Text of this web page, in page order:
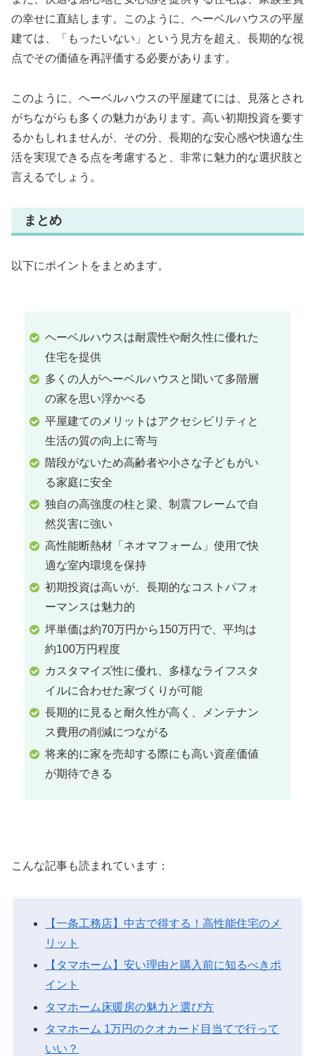
の幸せに直結します。このように、ヘーベルハウスの平屋
建ては、「もったいない」という見方を超え、長期的な視
点でその価値を再評価する必要があります。
このように、ヘーベルハウスの平屋建てには、見落とされ
がちながらも多くの魅力があります。高い初期投資を要す
るかもしれませんが、その分、長期的な安心感や快適な生
活を実現できる点を考慮すると、非常に魅力的な選択肢と
言えるでしょう。
まとめ
以下にポイントをまとめます。
ヘーベルハウスは耐震性や耐久性に優れた
住宅を提供
多くの人がヘーベルハウスと聞いて多階層
の家を思い浮かべる
平屋建てのメリットはアクセシビリティと
生活の質の向上に寄与
階段がないため高齢者や小さな子どもがい
る家庭に安全
独自の高強度の柱と梁、制震フレームで自
然災害に強い
高性能断熱材「ネオマフォーム」使用で快
適な室内環境を保持
初期投資は高いが、長期的なコストパフォ
ーマンスは魅力的
坪単価は約70万円から150万円で、平均は
約100万円程度
カスタマイズ性に優れ、多様なライフスタ
イルに合わせた家づくりが可能
長期的に見ると耐久性が高く、メンテナン
ス費用の削減につながる
将来的に家を売却する際にも高い資産価値
が期待できる
こんな記事も読まれています：
【一条工務店】中古で得する！高性能住宅のメ
リット
【タマホーム】安い理由と購入前に知るべきポ
イント
タマホーム床暖房の魅力と選び方
タマホーム 1万円のクオカード目当てで行って
いい？